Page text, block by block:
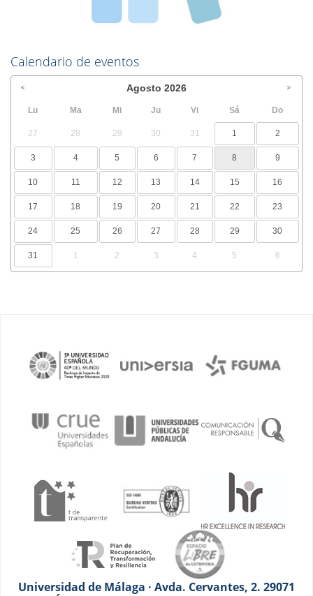
Calendario de eventos
Agosto 2026
Lu Ma Mi Ju Vi Sá Do
27 28 29 30 31 1 2
3 4 5 6 7 8 9
10 11 12 13 14 15 16
17 18 19 20 21 22 23
24 25 26 27 28 29 30
31 1 2 3 4 5 6
Universidad de Málaga · Avda. Cervantes, 2. 29071